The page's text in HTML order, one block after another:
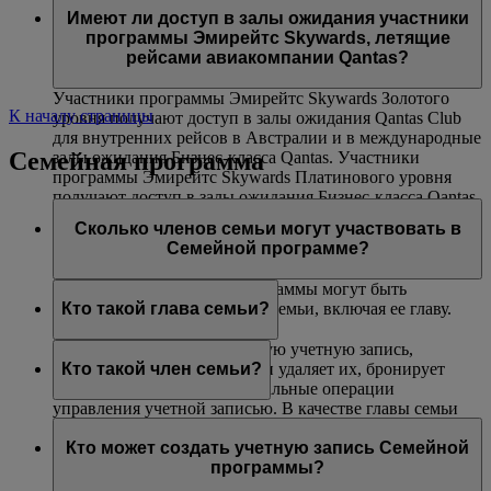
авиакомпаниями Эмирейтс и flydubai. Данная
возможность недоступна на совместных рейсах,
выполняемых другими авиакомпаниями, и на
маршрутах, включающих рейсы других авиакомпаний.
(только на маршрутах, где действуют ограничения
по весу).
Платинового и Золотого уровней могут воспользоваться
услугой приоритетной посадки в самолет.
Имеют ли доступ в залы ожидания участники
программы Эмирейтс Skywards, летящие
рейсами авиакомпании Qantas?
Участники программы Эмирейтс Skywards Золотого
уровня получают доступ в залы ожидания Qantas Club
для внутренних рейсов в Австралии и в международные
залы ожидания Бизнес-класса Qantas. Участники
программы Эмирейтс Skywards Платинового уровня
получают доступ в залы ожидания Бизнес-класса Qantas
внутренних рейсов в Австралии и в международные
залы ожидания Бизнес-класса Qantas.
К началу страницы
Семейная программа
Сколько членов семьи могут участвовать в
Семейной программе?
В одну учетную запись программы могут быть
включены до восьми членов семьи, включая ее главу.
Кто такой глава семьи?
Глава семьи создает Семейную учетную запись,
добавляет в нее участников и удаляет их, бронирует
билеты и выполняет все остальные операции
управления учетной записью. В качестве главы семьи
18 лет. Чтобы добавить участника программы Skysurfers
в учетную запись Семейной программы, глава семьи
Кто такой член семьи?
Семейной программы и может внести 0 % или 100 %
своих миль Skywards, полученных за перелеты рейсами
Кто может создать учетную запись Семейной
программы?